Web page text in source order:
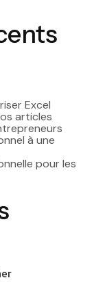
Excel
articles
à une
pour les